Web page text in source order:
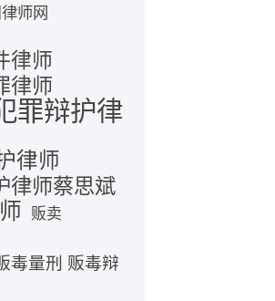
师网
律师
律师
罪辩护律
律师
律师蔡思斌
贩卖
毒量刑 贩毒辩